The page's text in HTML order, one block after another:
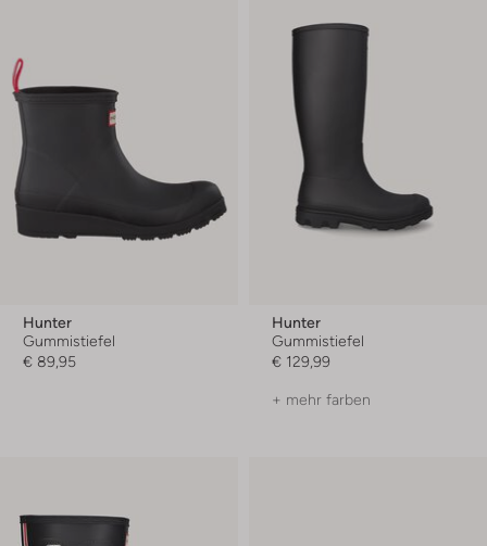
Hunter
Gummistiefel
€ 89,95
Hunter
Gummistiefel
€ 129,99
+ mehr farben